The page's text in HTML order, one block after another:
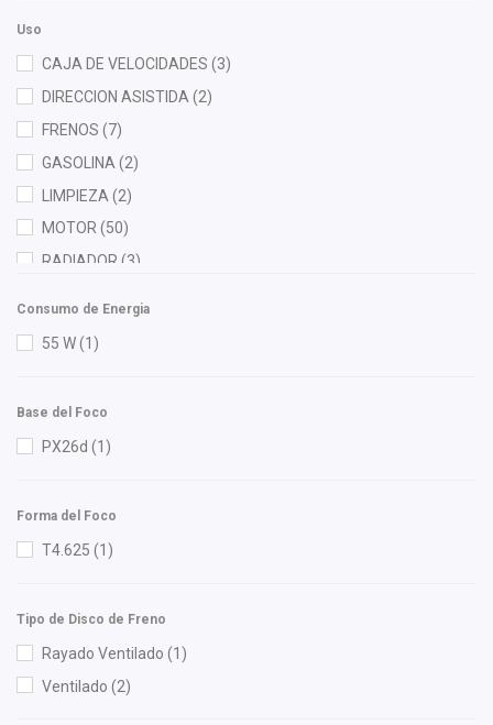
NGK(4)
OEP(4)
Polar(2)
RACE(2)
Recal (11)
Safety (1)
Uso
CAJA DE VELOCIDADES (3)
DIRECCION ASISTIDA (2)
FRENOS (7)
GASOLINA (2)
LIMPIEZA (2)
MOTOR(50)
RADIADOR (3)
Consumo de Energia
55 W(1)
Base del Foco
PX26d (1)
Forma del Foco
T4.625 (1)
Tipo de Disco de Freno
Rayado Ventilado (1)
Ventilado (2)